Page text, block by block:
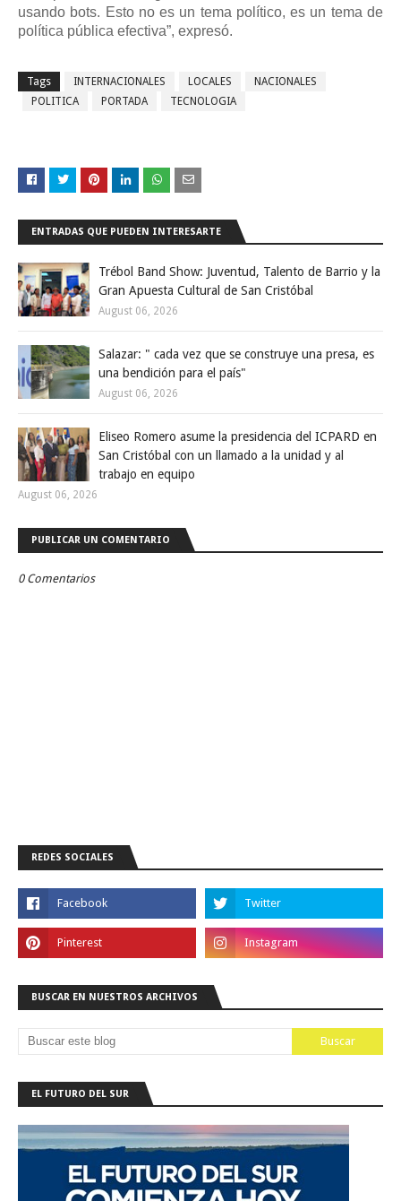
usando bots. Esto no es un tema político, es un tema de
política pública efectiva”, expresó.
Tags INTERNACIONALES LOCALES
NACIONALES
POLITICA
PORTADA TECNOLOGIA
ENTRADAS QUE PUEDEN INTERESARTE
Trébol Band Show: Juventud, Talento de Barrio y la
Gran Apuesta Cultural de San Cristóbal
August 06, 2026
Salazar: " cada vez que se construye una presa, es
una bendición para el país"
August 06, 2026
Eliseo Romero asume la presidencia del ICPARD en
San Cristóbal con un llamado a la unidad y al
trabajo en equipo
August 06, 2026
PUBLICAR UN COMENTARIO
0 Comentarios
REDES SOCIALES
BUSCAR EN NUESTROS ARCHIVOS
EL FUTURO DEL SUR